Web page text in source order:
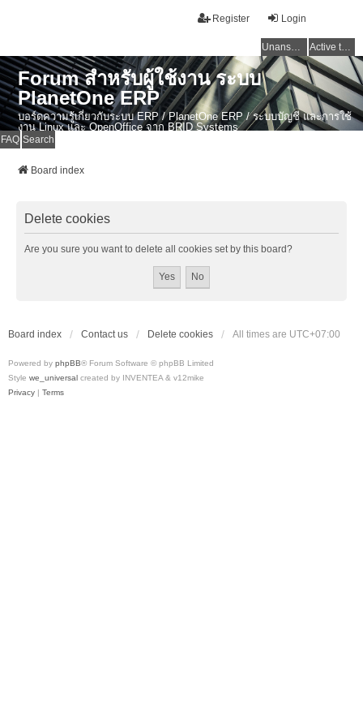
Login
Register
Unanswered topics Active topics
Forum สำหรับผู้ใช้งาน ระบบ
PlanetOne ERP
บอร์ดความรู้เกี่ยวกับระบบ ERP / PlanetOne ERP / ระบบบัญชี และการใช้
งาน Linux และ OpenOffice จาก BRID Systems
FAQ Search
Board index
Delete cookies
Are you sure you want to delete all cookies set by this board?
Board index Contact us Delete cookies All times are UTC+07:00
Powered by phpBB® Forum Software © phpBB Limited
Style we_universal created by INVENTEA & v12mike
Privacy | Terms